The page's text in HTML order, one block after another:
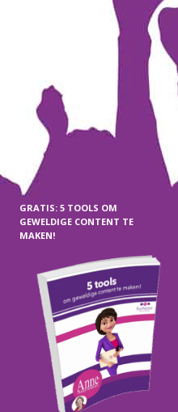
GRATIS: 5 TOOLS OM
GEWELDIGE CONTENT TE
MAKEN!